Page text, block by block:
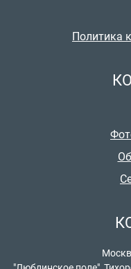
Политика